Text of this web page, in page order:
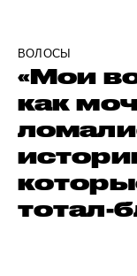
ВОЛОСЫ
«Мои
как
тотал-